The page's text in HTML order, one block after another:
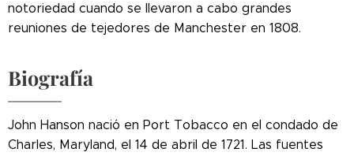
notoriedad cuando se llevaron a cabo grandes
reuniones de tejedores de Manchester en 1808.
Biografía
John Hanson nació en Port Tobacco en el condado de
Charles, Maryland, el 14 de abril de 1721. Las fuentes